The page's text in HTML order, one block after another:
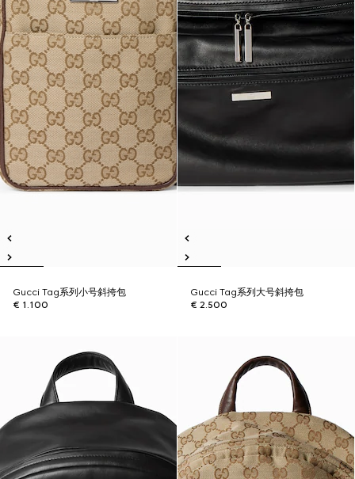
Gucci Tag系列小号斜挎包
€ 1.100
Gucci Tag系列大号斜挎包
€ 2.500